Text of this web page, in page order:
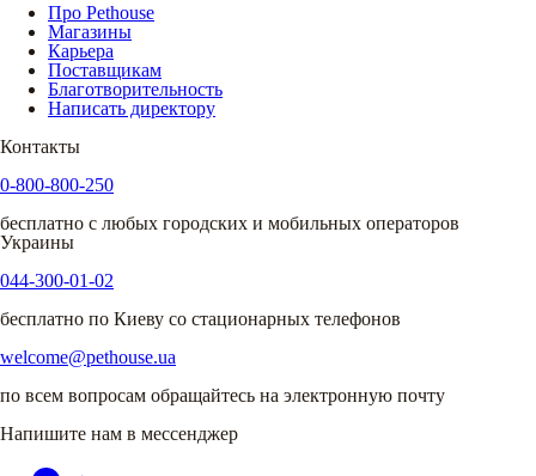
Про Pethouse
Магазины
Карьера
Поставщикам
Благотворительность
Написать директору
Контакты
0-800-800-250
бесплатно с любых городских и мобильных операторов
Украины
044-300-01-02
бесплатно по Киеву со стационарных телефонов
welcome@pethouse.ua
по всем вопросам обращайтесь на электронную почту
Напишите нам в мессенджер